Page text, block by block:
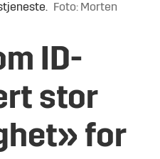
Foto: Morten
ID-
stor
for